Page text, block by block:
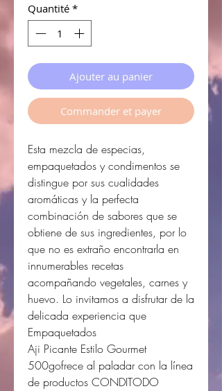
Quantité *
Ajouter au panier
Commander et payer
Esta mezcla de especias,
empaquetados y condimentos se
distingue por sus cualidades
aromáticas y la perfecta
combinación de sabores que se
obtiene de sus ingredientes, por lo
que no es extraño encontrarla en
innumerables recetas
acompañando vegetales, carnes y
huevo. Lo invitamos a disfrutar de la
delicada experiencia que
Empaquetados
Aji Picante Estilo Gourmet
500gofrece al paladar con la línea
de productos CONDITODO